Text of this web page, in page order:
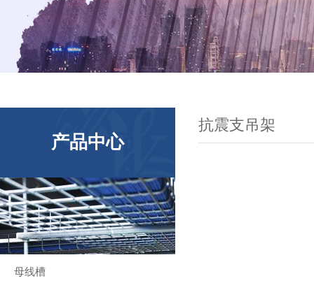
产品中心
母线槽
抗震支吊架